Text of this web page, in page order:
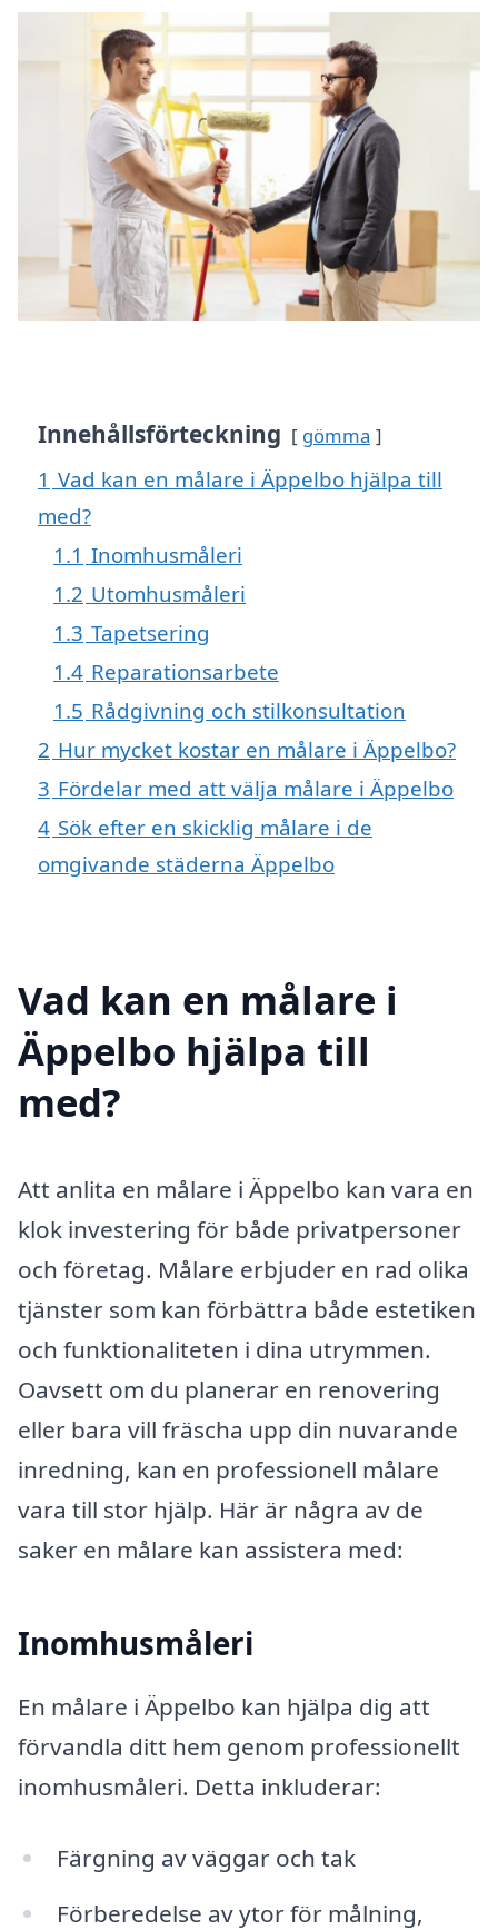
Innehållsförteckning gömma
1 Vad kan en målare i Äppelbo hjälpa till
med?
1.1 Inomhusmåleri
1.2 Utomhusmåleri
1.3 Tapetsering
1.4 Reparationsarbete
1.5 Rådgivning och stilkonsultation
2 Hur mycket kostar en målare i Äppelbo?
3 Fördelar med att välja målare i Äppelbo
4 Sök efter en skicklig målare i de
omgivande städerna Äppelbo
Vad kan en målare i
Äppelbo hjälpa till
med?
Att anlita en målare i Äppelbo kan vara en
klok investering för både privatpersoner
och företag. Målare erbjuder en rad olika
tjänster som kan förbättra både estetiken
och funktionaliteten i dina utrymmen.
Oavsett om du planerar en renovering
eller bara vill fräscha upp din nuvarande
inredning, kan en professionell målare
vara till stor hjälp. Här är några av de
saker en målare kan assistera med:
Inomhusmåleri
En målare i Äppelbo kan hjälpa dig att
förvandla ditt hem genom professionellt
inomhusmåleri. Detta inkluderar:
Färgning av väggar och tak
Förberedelse av ytor för målning,